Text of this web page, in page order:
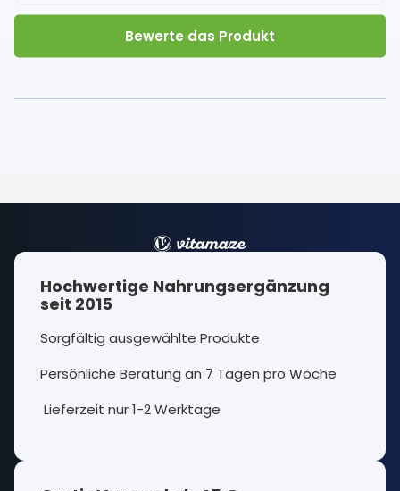
Bewerte das Produkt
Hochwertige Nahrungsergänzung
seit 2015
Sorgfältig ausgewählte Produkte
Persönliche Beratung an 7 Tagen pro Woche
Lieferzeit nur 1-2 Werktage